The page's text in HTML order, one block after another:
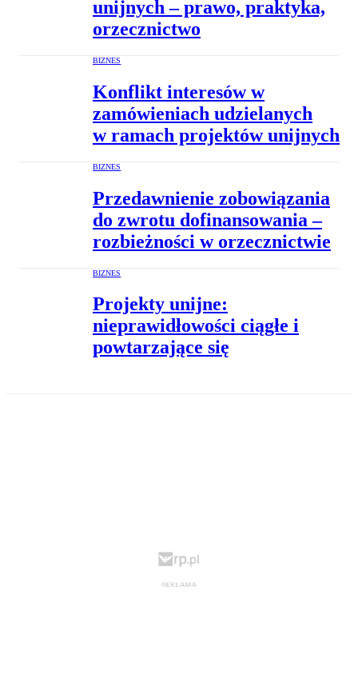
unijnych – prawo, praktyka,
orzecznictwo
BIZNES
Konflikt interesów w
zamówieniach udzielanych
w ramach projektów unijnych
BIZNES
Przedawnienie zobowiązania
do zwrotu dofinansowania –
rozbieżności w orzecznictwie
BIZNES
Projekty unijne:
nieprawidłowości ciągłe i
powtarzające się